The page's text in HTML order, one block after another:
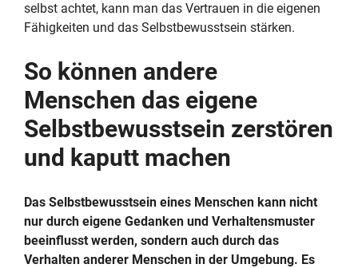
selbst achtet, kann man das Vertrauen in die eigenen
Fähigkeiten und das Selbstbewusstsein stärken.
So können andere
Menschen das eigene
Selbstbewusstsein zerstören
und kaputt machen
Das Selbstbewusstsein eines Menschen kann nicht
nur durch eigene Gedanken und Verhaltensmuster
beeinflusst werden, sondern auch durch das
Verhalten anderer Menschen in der Umgebung. Es